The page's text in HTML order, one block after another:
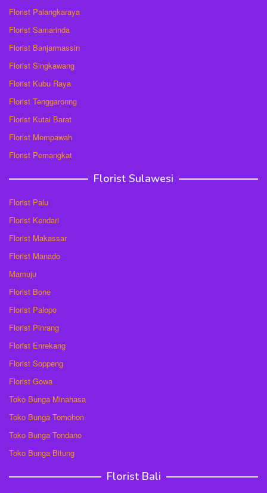
Florist Palangkaraya
Florist Samarinda
Florist Banjarmassin
Florist Singkawang
Florist Kubu Raya
Florist Tenggaronng
Florist Kutai Barat
Florist Mempawah
Florist Pemangkat
Florist Sulawesi
Florist Palu
Florist Kendari
Florist Makassar
Florist Manado
Mamuju
Florist Bone
Florist Palopo
Florist Pinrang
Florist Enrekang
Florist Soppeng
Florist Gowa
Toko Bunga Minahasa
Toko Bunga Tomohon
Toko Bunga Tondano
Toko Bunga Bitung
Florist Bali